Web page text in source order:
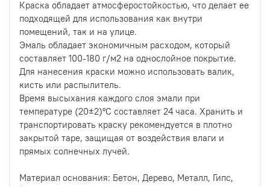
Краска обладает атмосферостойкостью, что делает ее
подходящей для использования как внутри
помещений, так и на улице.
Эмаль обладает экономичным расходом, который
составляет 100-180 г/м2 на однослойное покрытие.
Для нанесения краски можно использовать валик,
кисть или распылитель.
Время высыхания каждого слоя эмали при
температуре (20±2)°C составляет 24 часа. Хранить и
транспортировать краску рекомендуется в плотно
закрытой таре, защищая от воздействия влаги и
прямых солнечных лучей.
Материал основания: Бетон, Дерево, Металл, Гипс,